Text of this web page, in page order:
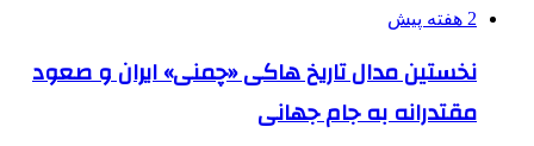
2 هفته پیش
نخستین مدال تاریخ هاکی «چمنی» ایران و صعود
مقتدرانه به جام جهانی